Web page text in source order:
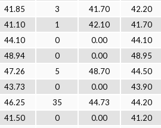
41.85 3 41.70
42.20
41.10 1 42.10
41.70
44.10 0 0.00
44.10
48.94 0 0.00
48.95
47.26 5 48.70
44.50
43.73 0 0.00
43.90
46.25 35 44.73
44.20
41.50 0 0.00
41.20